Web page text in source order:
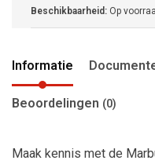
Beschikbaarheid: Op
Informatie
Beoordelingen (0)
Maak kennis met de